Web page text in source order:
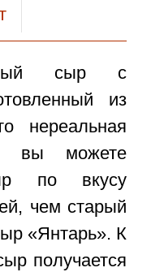
сыр с
из
нереальная
вы можете
по вкусу
чем старый
«Янтарь». К
получается